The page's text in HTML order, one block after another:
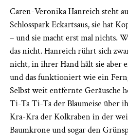
Caren-Veronika Hanreich steht
Schlosspark Eckartsaus, sie hat
– und sie macht erst mal nichts.
das nicht. Hanreich rührt sich
nicht, in ihrer Hand hält sie aber
und das funktioniert wie ein
Selbst weit entfernte Geräusche
Ti-Ta Ti-Ta der Blaumeise über
Kra-Kra der Kolkraben in der
Baumkrone und sogar den